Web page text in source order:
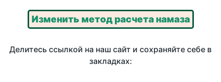
Изменить метод расчета намаза
Делитесь ссылкой на наш сайт и сохраняйте себе в
закладках: